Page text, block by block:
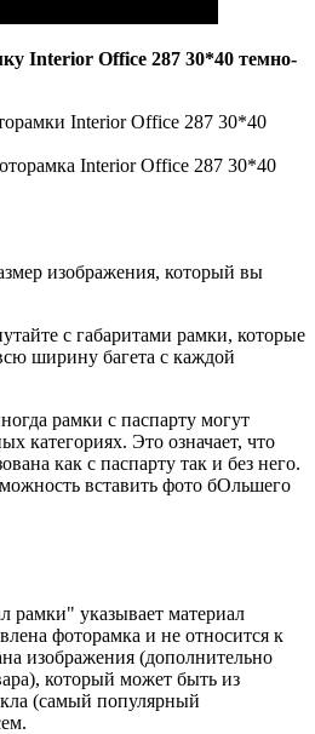
Interior Office 287 30*40 темно-
Interior Office 287 30*40
Interior Office 287 30*40
изображения, который вы
с габаритами рамки, которые
ширину багета с каждой
рамки с паспарту могут
категориях. Это означает, что
как с паспарту так и без него.
вставить фото бОльшего
рамки" указывает материал
фоторамка и не относится к
изображения (дополнительно
который может быть из
(самый популярный